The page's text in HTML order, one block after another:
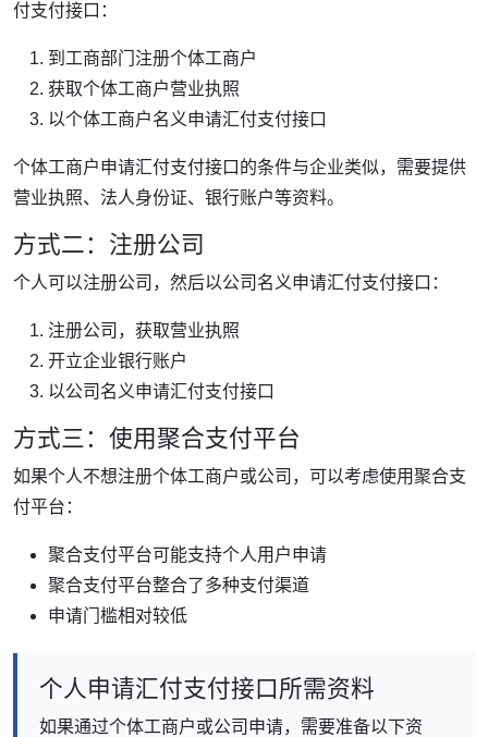
付支付接口：
到工商部门注册个体工商户
获取个体工商户营业执照
以个体工商户名义申请汇付支付接口
个体工商户申请汇付支付接口的条件与企业类似，需要提供
营业执照、法人身份证、银行账户等资料。
方式二：注册公司
个人可以注册公司，然后以公司名义申请汇付支付接口：
注册公司，获取营业执照
开立企业银行账户
以公司名义申请汇付支付接口
方式三：使用聚合支付平台
如果个人不想注册个体工商户或公司，可以考虑使用聚合支
付平台：
聚合支付平台可能支持个人用户申请
聚合支付平台整合了多种支付渠道
申请门槛相对较低
个人申请汇付支付接口所需资料
如果通过个体工商户或公司申请，需要准备以下资